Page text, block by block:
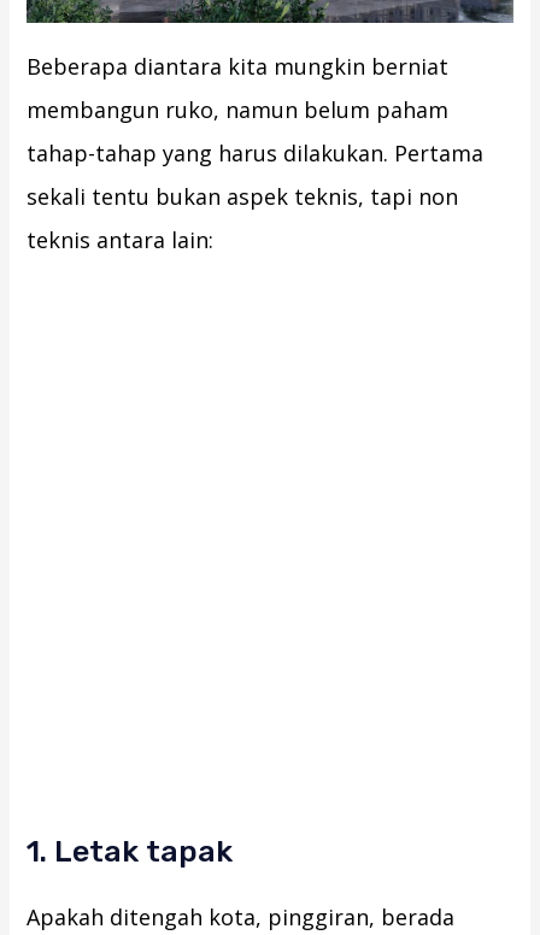
Beberapa diantara kita mungkin berniat
membangun ruko, namun belum paham
tahap-tahap yang harus dilakukan. Pertama
sekali tentu bukan aspek teknis, tapi non
teknis antara lain:
1. Letak tapak
Apakah ditengah kota, pinggiran, berada